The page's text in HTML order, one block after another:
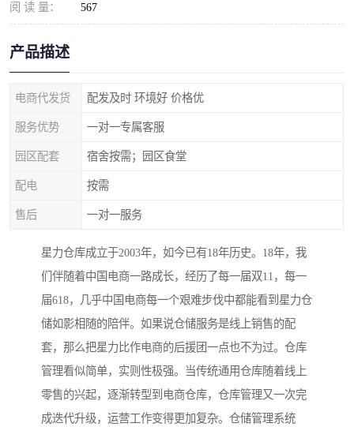
阅 读 量： 567
产品描述
电商代发货 配发及时 环境好 价格优
服务优势 一对一专属客服
园区配套 宿舍按需；园区食堂
配电 按需
售后 一对一服务
星力仓库成立于2003年，如今已有18年历史。18年，我
们伴随着中国电商一路成长，经历了每一届双11，每一
届618，几乎中国电商每一个艰难步伐中都能看到星力仓
储如影相随的陪伴。如果说仓储服务是线上销售的配
套，那么把星力比作电商的后援团一点也不为过。仓库
管理看似简单，实则性极强。当传统通用仓库随着线上
零售的兴起，逐渐转型到电商仓库，仓库管理又一次完
成迭代升级，运营工作变得更加复杂。仓储管理系统